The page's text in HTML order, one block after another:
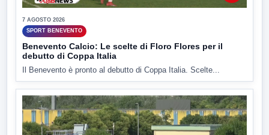
7 AGOSTO 2026
SPORT BENEVENTO
Benevento Calcio: Le scelte di Floro Flores per il
debutto di Coppa Italia
Il Benevento è pronto al debutto di Coppa Italia. Scelte...